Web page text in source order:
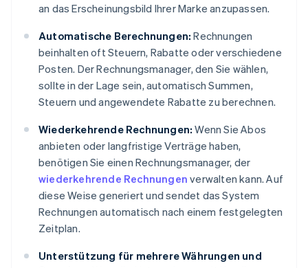
an das Erscheinungsbild Ihrer Marke anzupassen.
Automatische Berechnungen: Rechnungen
beinhalten oft Steuern, Rabatte oder verschiedene
Posten. Der Rechnungsmanager, den Sie wählen,
sollte in der Lage sein, automatisch Summen,
Steuern und angewendete Rabatte zu berechnen.
Wiederkehrende Rechnungen: Wenn Sie Abos
anbieten oder langfristige Verträge haben,
benötigen Sie einen Rechnungsmanager, der
wiederkehrende Rechnungen verwalten kann. Auf
diese Weise generiert und sendet das System
Rechnungen automatisch nach einem festgelegten
Zeitplan.
Unterstützung für mehrere Währungen und